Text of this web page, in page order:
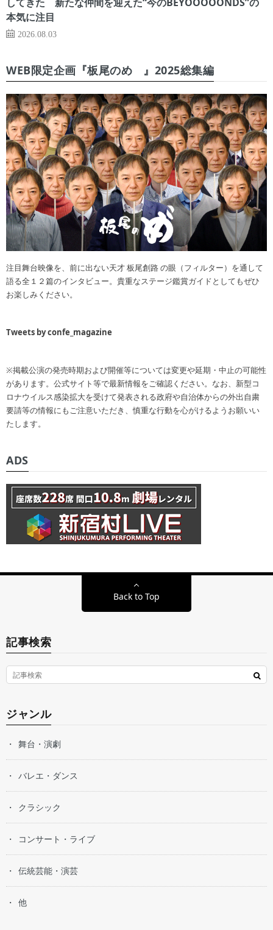
本気に注目
2026.08.03
WEB限定企画『板尾のめ゙』2025総集編
注目舞台映像を、前に出ない天才 板尾創路 の眼（フィルター）を通して
語る全１２篇のインタビュー。貴重なステージ鑑賞ガイドとしてもぜひ
お楽しみください。
Tweets by confe_magazine
※掲載公演の発売時期および開催等については変更や延期・中止の可能性
があります。公式サイト等で最新情報をご確認ください。なお、新型コ
ロナウイルス感染拡大を受けて発表される政府や自治体からの外出自粛
要請等の情報にもご注意いただき、慎重な行動を心がけるようお願いい
たします。
ADS
Back to Top
記事検索
ジャンル
舞台・演劇
バレエ・ダンス
クラシック
コンサート・ライブ
伝統芸能・演芸
他